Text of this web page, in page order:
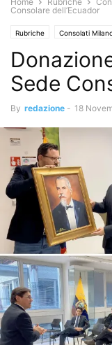
Consolare dell’Ecuador
Rubriche Consolati
Sede
By redazione - 18